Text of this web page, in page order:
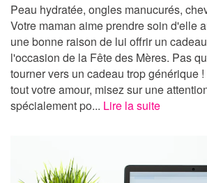
Peau hydratée, ongles manucurés,
Votre maman aime prendre soin d'elle
une bonne raison de lui offrir un
l'occasion de la Fête des Mères. Pas
tourner vers un cadeau trop générique
tout votre amour, misez sur une
spécialement po... Lire la suite